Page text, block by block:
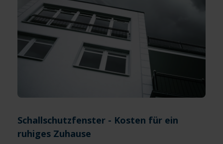
Schallschutzfenster - Kosten für ein
ruhiges Zuhause